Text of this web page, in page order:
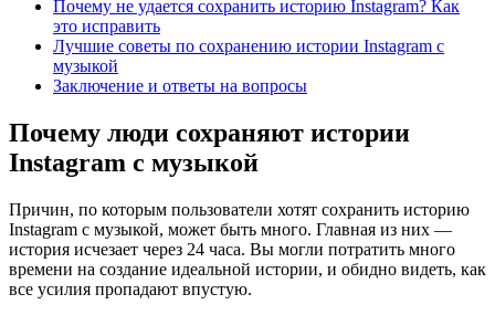
Почему не удается сохранить историю Instagram? Как
это исправить
Лучшие советы по сохранению истории Instagram с
музыкой
Заключение и ответы на вопросы
Почему люди сохраняют истории
Instagram с музыкой
Причин, по которым пользователи хотят сохранить историю
Instagram с музыкой, может быть много. Главная из них —
история исчезает через 24 часа. Вы могли потратить много
времени на создание идеальной истории, и обидно видеть, как
все усилия пропадают впустую.